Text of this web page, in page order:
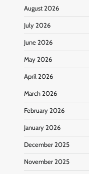
August 2026
July 2026
June 2026
May 2026
April 2026
March 2026
February 2026
January 2026
December 2025
November 2025